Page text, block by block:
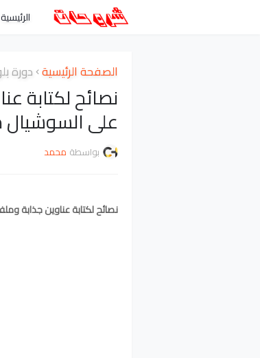
الرئيسية
الصفحة الرئيسية دورة
نصائح لكتابة
على السوشيال
بواسطة محمد
نصائح لكتابة عناوين جذابة